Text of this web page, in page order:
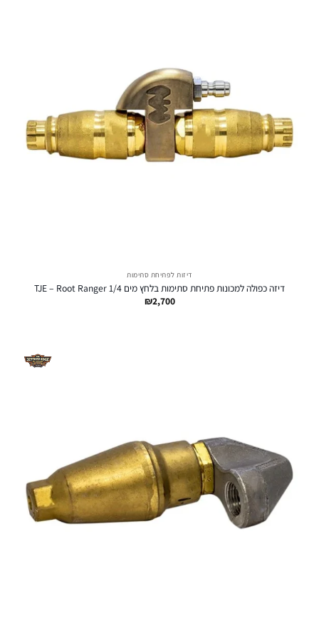
דיזות לפתיחת סתימות
דיזה כפולה למכונות פתיחת סתימות בלחץ מים TJE – Root Ranger 1/4
₪2,700